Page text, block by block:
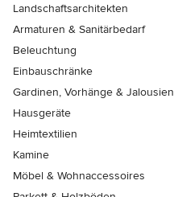
Landschaftsarchitekten
Armaturen & Sanitärbedarf
Beleuchtung
Einbauschränke
Gardinen, Vorhänge & Jalousien
Hausgeräte
Heimtextilien
Kamine
Möbel & Wohnaccessoires